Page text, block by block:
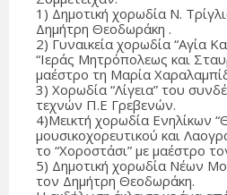
1) Δημοτική χορωδία Ν.
Δημήτρη Θεοδωράκη .
2) Γυναικεία χορωδία “Αγία
“Ιεράς Μητρόπολεως και
μαέστρο τη Μαρία
3) Χορωδία “Λίγεια” του
τεχνών Π.Ε Γρεβενών.
4)Μεικτή χορωδία Ενηλίκων
μουσικοχορευτικού και
το “Χοροστάσι” με μαέστρο
5) Δημοτική χορωδία Νέων
τον Δημήτρη Θεοδωράκη.